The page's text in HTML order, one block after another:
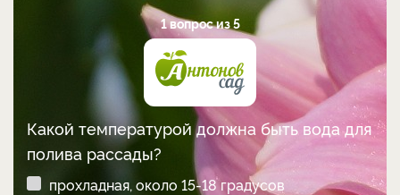
1 вопрос из 5
Какой температурой должна быть вода для
полива рассады?
прохладная, около 15-18 градусов